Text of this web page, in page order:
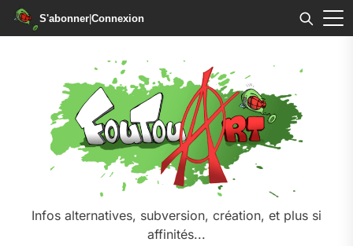
S'abonner|Connexion
Infos alternatives, subversion, création, et plus si
affinités...